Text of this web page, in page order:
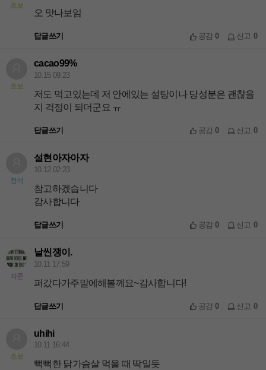
초보
오 맛나보임
답글쓰기 공감0 신고 0
초보
cacao99%
10.15 09:23
저도 먹고있는데 저 안에있는 설탕이나 당성분은 괜찮을
지 걱정이 되더군요 ㅠ
답글쓰기 공감0 신고 0
정석
설현아자아자
10.12 02:23
참고하겠습니다
감사합니다
답글쓰기 공감0 신고 0
지존
날씬쟁이.
10.11 17:59
퍼갔다가주말에해볼께요~감사합니다!
답글쓰기 공감0 신고 0
초보
uhihi
10.11 16:44
뻑뻑한 닭가슴살 먹을 때 딱일듯